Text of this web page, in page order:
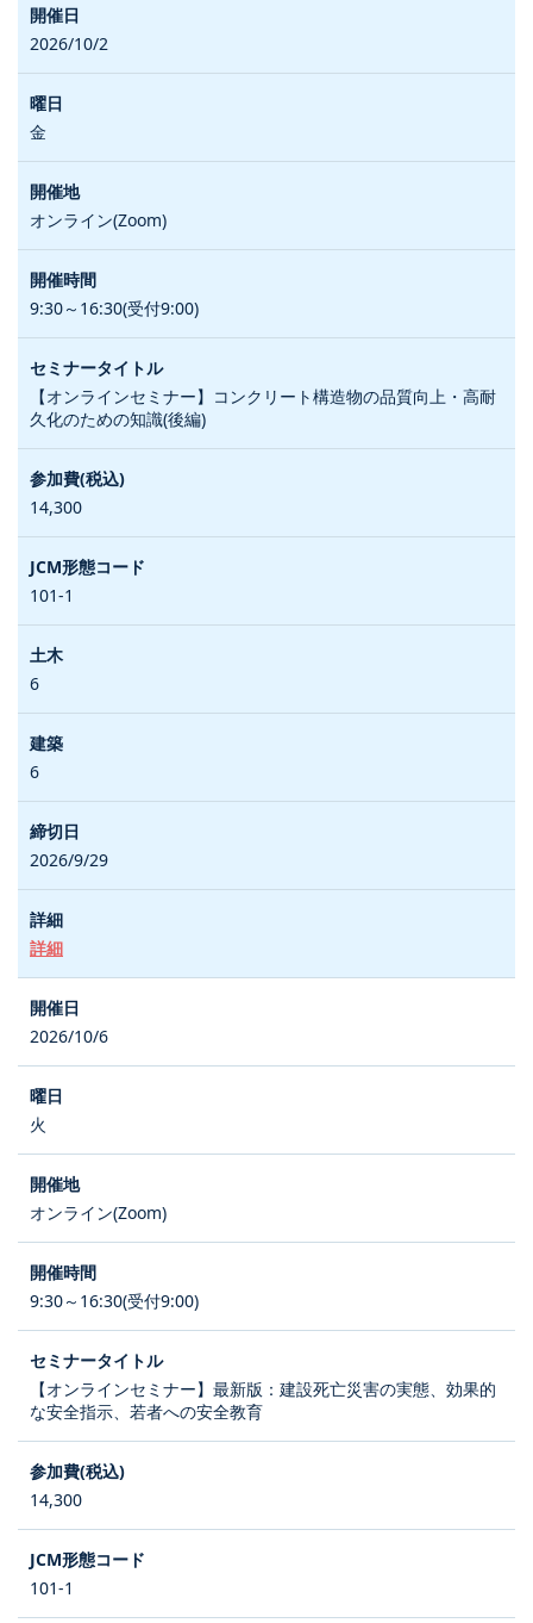
2026/10/2
金
オンライン(Zoom)
9:30～16:30(受付9:00)
【オンラインセミナー】コンクリート構造物の品質向上・高耐
久化のための知識(後編)
14,300
101-1
6
6
2026/9/29
詳細
2026/10/6
火
オンライン(Zoom)
9:30～16:30(受付9:00)
【オンラインセミナー】最新版：建設死亡災害の実態、効果的
な安全指示、若者への安全教育
14,300
101-1